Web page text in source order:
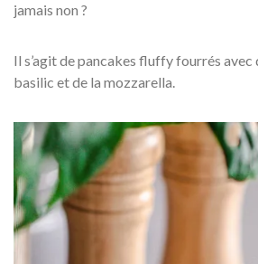
jamais non ?
Il s’agit de pancakes fluffy fourrés avec
basilic et de la mozzarella.